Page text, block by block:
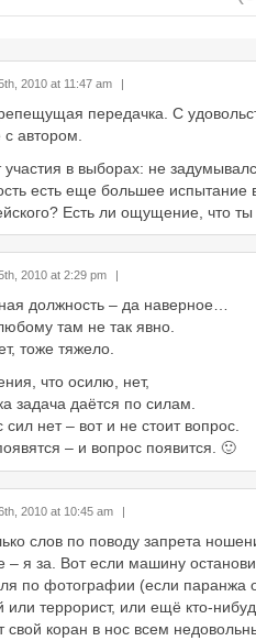
2010 at 11:47 am
передачка. С
с автором.
участия в выборах: не
есть еще большее испытание
Есть ли ощущение, что
2010 at 2:29 pm
должность – да наверное…
там не так явно.
тоже тяжело.
что осилю, нет,
задача даётся по силам.
сил нет – вот и не стоит вопрос.
– и вопрос появится. 🙂
2010 at 10:45 am |
слов по поводу запрета
– я за. Вот если машину
по фотографии (если паранжа
или террорист, или ещё кто-
свой коран в нос всем